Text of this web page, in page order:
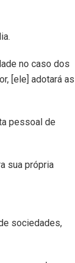
no caso dos
[ele] adotará as
pessoal de
sua própria
sociedades,